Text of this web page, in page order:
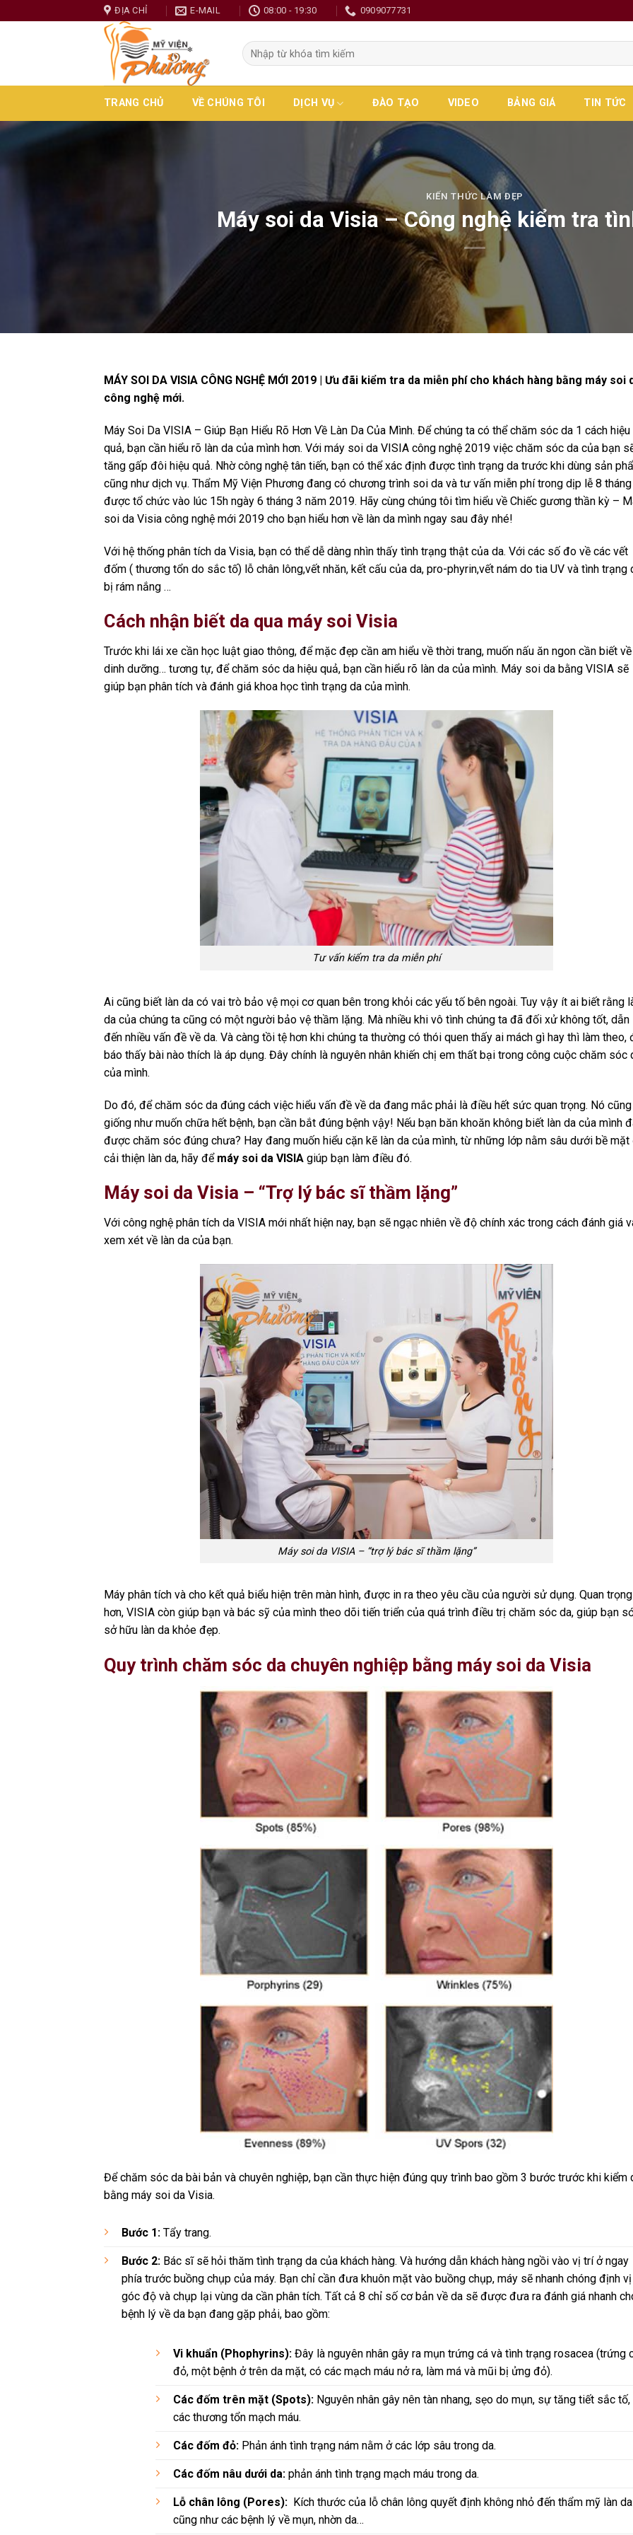
ĐỊA CHỈ E-MAIL 08:00 - 19:30 0909077731
TRANG CHỦ VỀ CHÚNG TÔI DỊCH VỤ ĐÀO TẠO VIDEO BẢNG GIÁ TIN TỨC
KIẾN THỨC LÀM ĐẸP
Máy soi da Visia – Công nghệ kiểm tra
MÁY SOI DA VISIA CÔNG NGHỆ MỚI 2019 | Ưu đãi kiểm tra da miễn phí cho khách hàng bằng máy soi
công nghệ mới.
Máy Soi Da VISIA – Giúp Bạn Hiểu Rõ Hơn Về Làn Da Của Mình. Để chúng ta có thể chăm sóc da 1 cách hiệu
quả, bạn cần hiểu rõ làn da của mình hơn. Với máy soi da VISIA công nghệ 2019 việc chăm sóc da của bạn
tăng gấp đôi hiệu quả. Nhờ công nghệ tân tiến, bạn có thể xác định được tình trạng da trước khi dùng sản
cũng như dịch vụ. Thẩm Mỹ Viện Phương đang có chương trình soi da và tư vấn miễn phí trong dịp lễ 8
được tổ chức vào lúc 15h ngày 6 tháng 3 năm 2019. Hãy cùng chúng tôi tìm hiểu về Chiếc gương thần kỳ –
soi da Visia công nghệ mới 2019 cho bạn hiểu hơn về làn da mình ngay sau đây nhé!
Với hệ thống phân tích da Visia, bạn có thể dễ dàng nhìn thấy tình trạng thật của da. Với các số đo về các vết
đốm ( thương tổn do sắc tố) lỗ chân lông,vết nhăn, kết cấu của da, pro-phyrin,vết nám do tia UV và tình trạng
bị rám nắng …
Cách nhận biết da qua máy soi Visia
Trước khi lái xe cần học luật giao thông, để mặc đẹp cần am hiểu về thời trang, muốn nấu ăn ngon cần biết về
dinh dưỡng… tương tự, để chăm sóc da hiệu quả, bạn cần hiểu rõ làn da của mình. Máy soi da bằng VISIA sẽ
giúp bạn phân tích và đánh giá khoa học tình trạng da của mình.
Tư vấn kiểm tra da miễn phí
Ai cũng biết làn da có vai trò bảo vệ mọi cơ quan bên trong khỏi các yếu tố bên ngoài. Tuy vậy ít ai biết rằng
da của chúng ta cũng có một người bảo vệ thầm lặng. Mà nhiều khi vô tình chúng ta đã đối xử không tốt, dẫn
đến nhiều vấn đề về da. Và càng tồi tệ hơn khi chúng ta thường có thói quen thấy ai mách gì hay thì làm theo,
báo thấy bài nào thích là áp dụng. Đây chính là nguyên nhân khiến chị em thất bại trong công cuộc chăm sóc
của mình.
Do đó, để chăm sóc da đúng cách việc hiểu vấn đề về da đang mắc phải là điều hết sức quan trọng. Nó cũng
giống như muốn chữa hết bệnh, bạn cần bắt đúng bệnh vậy! Nếu bạn băn khoăn không biết làn da của mình
được chăm sóc đúng chưa? Hay đang muốn hiểu cặn kẽ làn da của mình, từ những lớp nằm sâu dưới bề mặt
cải thiện làn da, hãy để máy soi da VISIA giúp bạn làm điều đó.
Máy soi da Visia – “Trợ lý bác sĩ thầm lặng”
Với công nghệ phân tích da VISIA mới nhất hiện nay, bạn sẽ ngạc nhiên về độ chính xác trong cách đánh giá
xem xét về làn da của bạn.
Máy soi da VISIA – “trợ lý bác sĩ thầm lặng”
Máy phân tích và cho kết quả biểu hiện trên màn hình, được in ra theo yêu cầu của người sử dụng. Quan trọng
hơn, VISIA còn giúp bạn và bác sỹ của mình theo dõi tiến triển của quá trình điều trị chăm sóc da, giúp bạn
sở hữu làn da khỏe đẹp.
Quy trình chăm sóc da chuyên nghiệp bằng máy soi da Visia
Để chăm sóc da bài bản và chuyên nghiệp, bạn cần thực hiện đúng quy trình bao gồm 3 bước trước khi kiểm
bằng máy soi da Visia.
Bước 1: Tẩy trang.
Bước 2: Bác sĩ sẽ hỏi thăm tình trạng da của khách hàng. Và hướng dẫn khách hàng ngồi vào vị trí ở ngay
phía trước buồng chụp của máy. Bạn chỉ cần đưa khuôn mặt vào buồng chụp, máy sẽ nhanh chóng định vị
góc độ và chụp lại vùng da cần phân tích. Tất cả 8 chỉ số cơ bản về da sẽ được đưa ra đánh giá nhanh
bệnh lý về da bạn đang gặp phải, bao gồm:
Vi khuẩn (Phophyrins): Đây là nguyên nhân gây ra mụn trứng cá và tình trạng rosacea (trứng
đỏ, một bệnh ở trên da mặt, có các mạch máu nở ra, làm má và mũi bị ửng đỏ).
Các đốm trên mặt (Spots): Nguyên nhân gây nên tàn nhang, sẹo do mụn, sự tăng tiết sắc tố,
các thương tổn mạch máu.
Các đốm đỏ: Phản ánh tình trạng nám nằm ở các lớp sâu trong da.
Các đốm nâu dưới da: phản ánh tình trạng mạch máu trong da.
Lỗ chân lông (Pores): Kích thước của lỗ chân lông quyết định không nhỏ đến thẩm mỹ làn da
cũng như các bệnh lý về mụn, nhờn da…